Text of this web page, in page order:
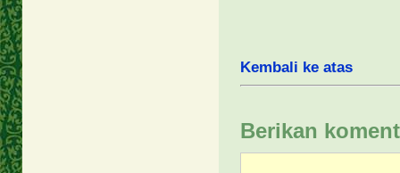
Kembali ke atas
Berikan